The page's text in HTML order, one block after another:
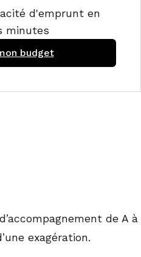
d'emprunt en
minutes
budget
de A à
exagération.